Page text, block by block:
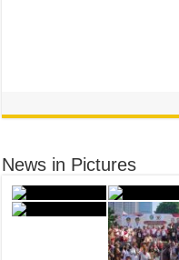
News in Pictures